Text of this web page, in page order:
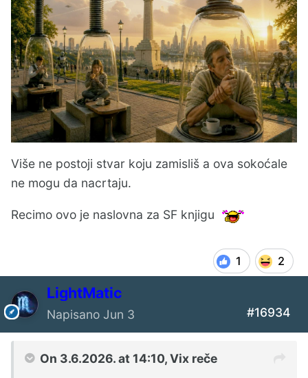
Više ne postoji stvar koju zamisliš a ova sokoćale
ne mogu da nacrtaju.
Recimo ovo je naslovna za SF knjigu
1 2
LightMatic
Napisano Jun 3 #16934
On 3.6.2026. at 14:10,Vix reče